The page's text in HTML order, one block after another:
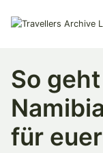
So
für